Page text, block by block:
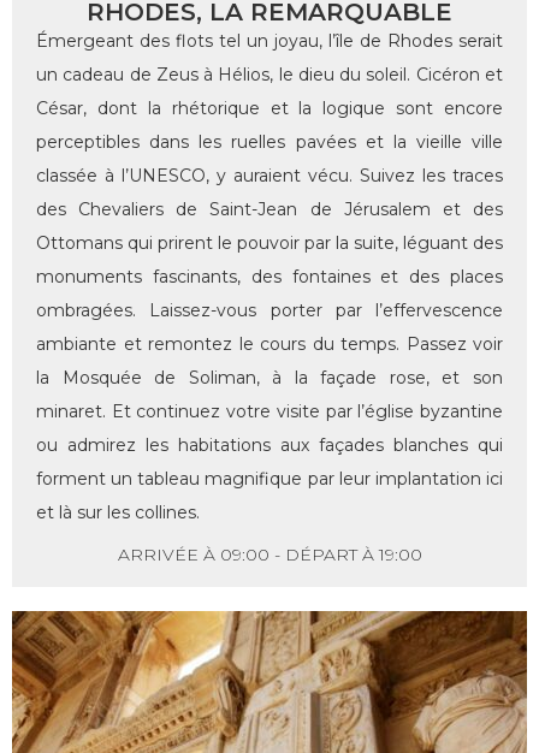
RHODES, LA REMARQUABLE
Émergeant des flots tel un joyau, l’île de Rhodes serait
un cadeau de Zeus à Hélios, le dieu du soleil. Cicéron et
César, dont la rhétorique et la logique sont encore
perceptibles dans les ruelles pavées et la vieille ville
classée à l’UNESCO, y auraient vécu. Suivez les traces
des Chevaliers de Saint-Jean de Jérusalem et des
Ottomans qui prirent le pouvoir par la suite, léguant des
monuments fascinants, des fontaines et des places
ombragées. Laissez-vous porter par l’effervescence
ambiante et remontez le cours du temps. Passez voir
la Mosquée de Soliman, à la façade rose, et son
minaret. Et continuez votre visite par l’église byzantine
ou admirez les habitations aux façades blanches qui
forment un tableau magnifique par leur implantation ici
et là sur les collines.
ARRIVÉE À 09:00 - DÉPART À 19:00